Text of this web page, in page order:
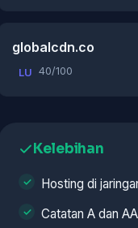
globalcdn.co
LU 40/100
Kelebihan
Hosting di
Catatan A dan